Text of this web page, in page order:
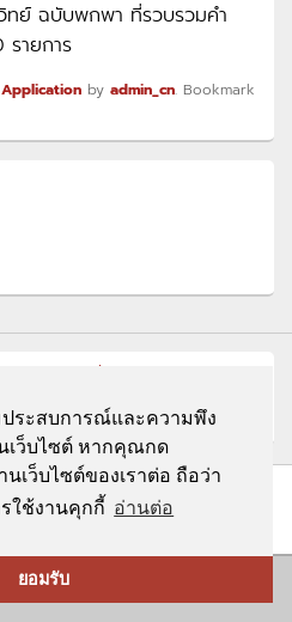
ประสบการณ์และความพึง
เว็บไซต์ หากคุณกด
เว็บไซต์ของเราต่อ ถือว่า
ใช้งานคุกกี้ อ่านต่อ
ยอมรับ
ทย์ ฉบับพกพา ที่รวบรวมคำ
รายการ
by admin_cn. Bookmark
Catch Themes